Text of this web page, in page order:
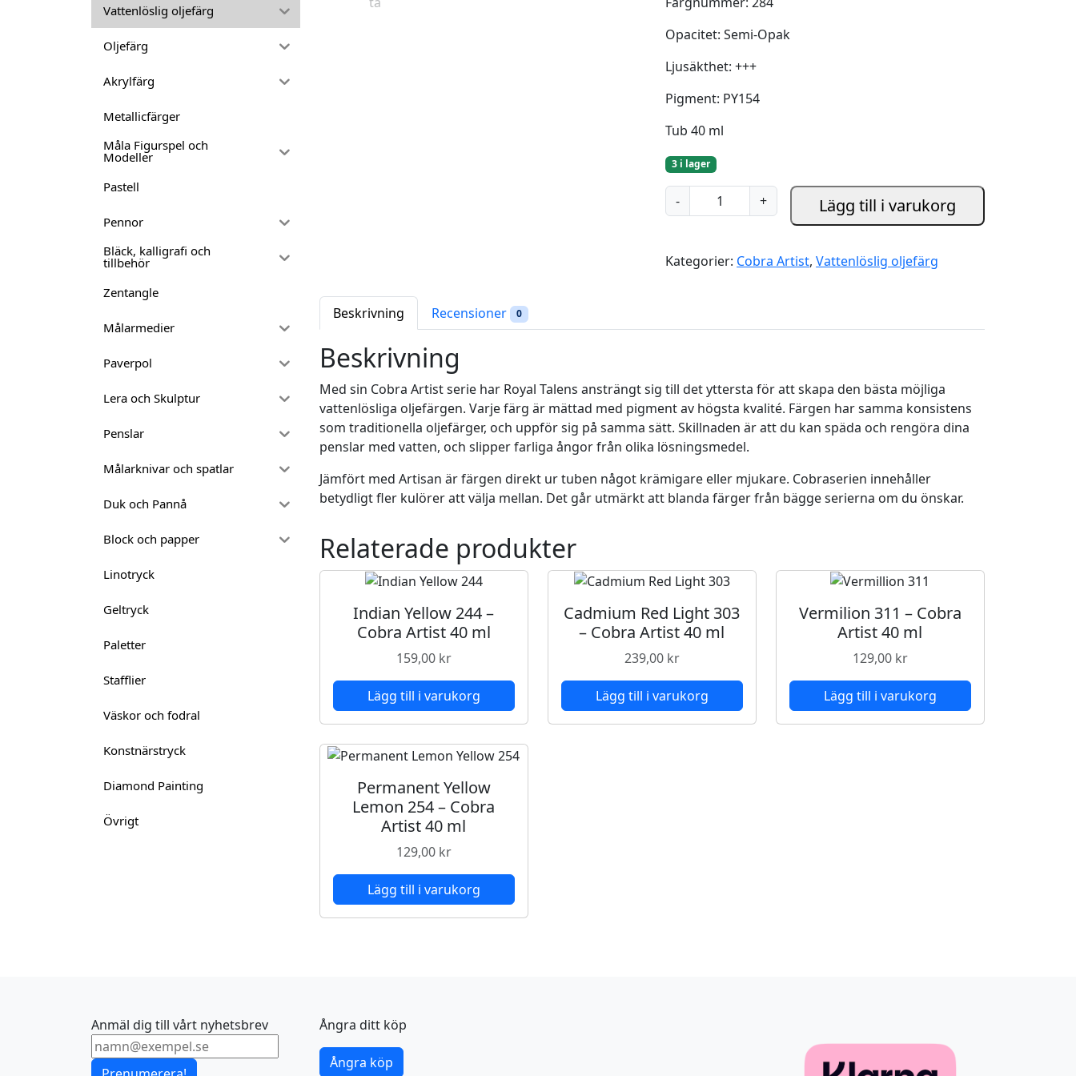
Vattenlöslig oljefärg
Oljefärg
Akrylfärg
Metallicfärger
Måla Figurspel och
Modeller
Pastell
Pennor
Bläck, kalligrafi och
tillbehör
Zentangle
Målarmedier
Paverpol
Lera och Skulptur
Penslar
Målarknivar och spatlar
Duk och Pannå
Block och papper
Linotryck
Geltryck
Paletter
Stafflier
Väskor och fodral
Konstnärstryck
Diamond Painting
Övrigt
Opacitet: Semi-Opak
Ljusäkthet: +++
Pigment: PY154
Tub 40 ml
3 i lager
-
P
e
m
a
n
e
l
l
o
M
e
m
8
4
-
o
b
+ Lägg till i varukorg
Kategorier: Cobra Artist,Vattenlöslig oljefärg
Beskrivning Recensioner 0
Beskrivning
Med sin Cobra Artist serie har Royal Talens ansträngt sig till det yttersta för att skapa den bästa möjliga
vattenlösliga oljefärgen. Varje färg är mättad med pigment av högsta kvalité. Färgen har samma konsistens
som traditionella oljefärger, och uppför sig på samma sätt. Skillnaden är att du kan späda och rengöra dina
penslar med vatten, och slipper farliga ångor från olika lösningsmedel.
Jämfört med Artisan är färgen direkt ur tuben något krämigare eller mjukare. Cobraserien innehåller
betydligt fler kulörer att välja mellan. Det går utmärkt att blanda färger från bägge serierna om du önskar.
Relaterade produkter
Indian Yellow 244 –
Cobra Artist 40 ml
159,00 kr
Lägg till i varukorg
Cadmium Red Light 303
– Cobra Artist 40 ml
239,00 kr
Lägg till i varukorg
Vermilion 311 – Cobra
Artist 40 ml
129,00 kr
Lägg till i varukorg
Permanent Yellow
Lemon 254 – Cobra
Artist 40 ml
129,00 kr
Lägg till i varukorg
Anmäl dig till vårt nyhetsbrev Ångra ditt köp
Ångra köp